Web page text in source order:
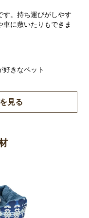
す。持ち運びがしやす
車に敷いたりもできま
好きなペット
見る